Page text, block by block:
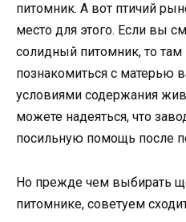
питомник. А вот птичий
место для этого. Если вы
солидный питомник, то
познакомиться с матерью
условиями содержания
можете надеяться, что
посильную помощь после
Но прежде чем выбирать
питомнике, советуем